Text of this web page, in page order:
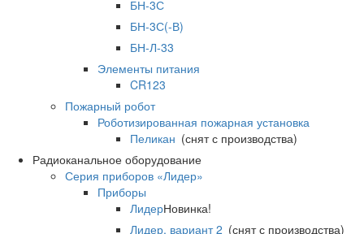
БН-3С
БН-3С(-В)
БН-Л-33
Элементы питания
CR123
Пожарный робот
Роботизированная пожарная установка
Пеликан (снят с производства)
Радиоканальное оборудование
Серия приборов «Лидер»
Приборы
ЛидерНовинка!
Лидер, вариант 2 (снят с производства)